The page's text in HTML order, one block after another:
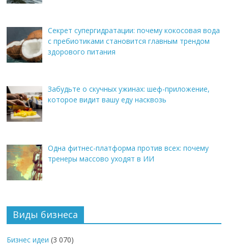
Секрет супергидратации: почему кокосовая вода
с пребиотиками становится главным трендом
здорового питания
Забудьте о скучных ужинах: шеф-приложение,
которое видит вашу еду насквозь
Одна фитнес-платформа против всех: почему
тренеры массово уходят в ИИ
Виды бизнеса
Бизнес идеи (3 070)